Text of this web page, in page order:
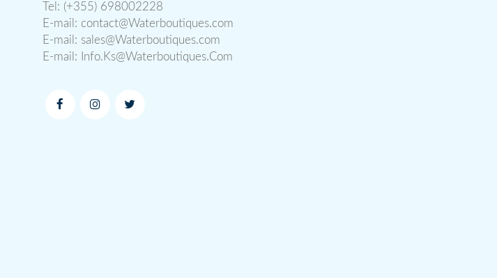
Tel: (+355) 698002228
E-mail: contact@Waterboutiques.com
E-mail: sales@Waterboutiques.com
E-mail:
Info.Ks@Waterboutiques.Com